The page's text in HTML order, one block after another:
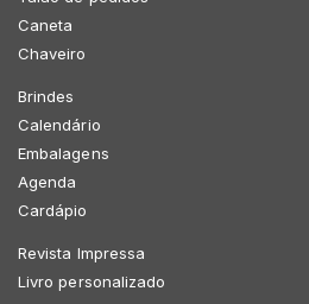
Caneta
Chaveiro
Brindes
Calendário
Embalagens
Agenda
Cardápio
Revista Impressa
Livro personalizado